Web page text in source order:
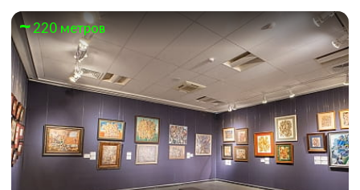
220 метров